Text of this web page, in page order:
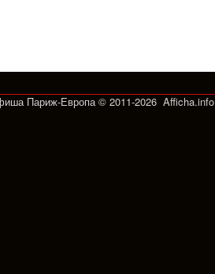
Париж-Европа © 2011-2026